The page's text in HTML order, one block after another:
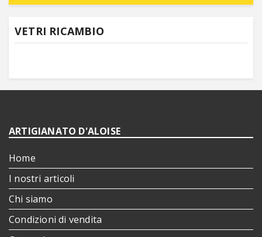
VETRI RICAMBIO
ARTIGIANATO D'ALOISE
Home
I nostri articoli
Chi siamo
Condizioni di vendita